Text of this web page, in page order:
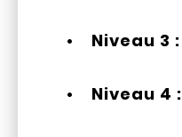
• Niveau 3 :
• Niveau 4 :